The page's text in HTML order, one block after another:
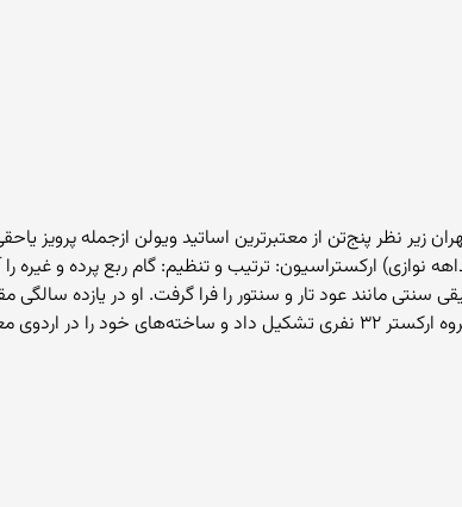
نظر پنج‌تن از معتبرترین اساتید ویولن ازجمله پرویز
نوازی) ارکستراسیون: ترتیب و تنظیم: گام ربع پرده و
سنتی مانند عود تار و سنتور را فرا گرفت. او در یازده
در ایران اجرا کرد.